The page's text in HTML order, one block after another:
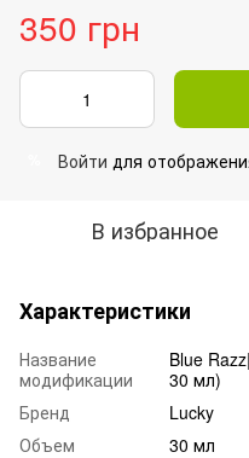
350 грн
Войти для
В избранное
Характеристики
Название
модификации
Blue
30 мл)
Бренд
Lucky
Объем
30 мл